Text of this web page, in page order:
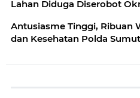
Lahan Diduga Diserobot
Antusiasme Tinggi, Ribuan
dan Kesehatan Polda